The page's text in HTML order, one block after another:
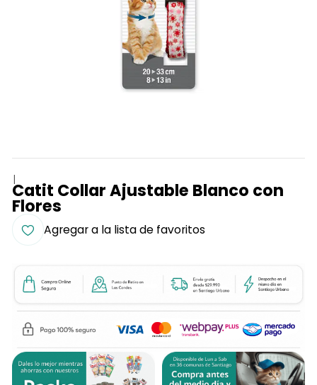
|
Catit Collar Ajustable Blanco con
Flores
Agregar a la lista de favoritos